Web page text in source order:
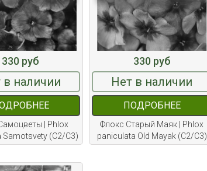
330 руб
в наличии
| Phlox
Samotsvety (С2/С3)
330 руб
Нет в наличии
ПОДРОБНЕЕ
Флокс Старый Маяк | Phlox
paniculata Old Mayak (С2/С3)